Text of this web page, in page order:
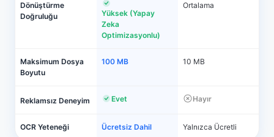
Dönüştürme
Doğruluğu
Yüksek (Yapay
Zeka
Optimizasyonlu)
Ortalama
Maksimum Dosya
Boyutu
100 MB 10 MB
Reklamsız Deneyim Evet Hayır
OCR Yeteneği Ücretsiz Dahil Yalnızca Ücretli